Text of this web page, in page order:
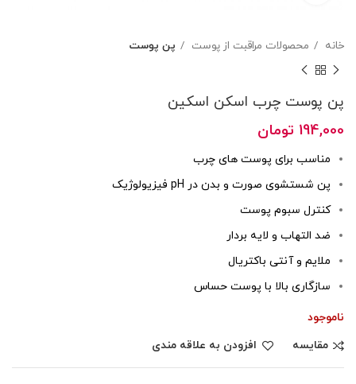
خانه محصولات مراقبت از پوست پن پوست
پن پوست چرب اسکن اسکین
194,000 تومان
مناسب برای پوست های چرب
پن شستشوی صورت و بدن در pH فیزیولوژیک
کنترل سبوم پوست
ضد التهاب و لایه بردار
ملایم و آنتی باکتریال
سازگاری بالا با پوست حساس
ناموجود
مقایسه
افزودن به علاقه مندی